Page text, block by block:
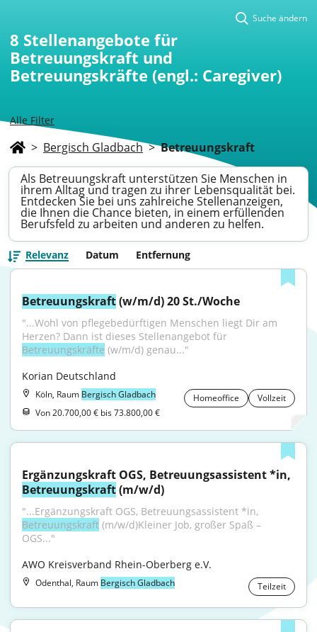
Alle Filter
Suche ändern
8 Stellenangebote für
Betreuungskraft und
Betreuungskräfte (engl.: Caregiver)
> Bergisch Gladbach > Betreuungskraft
Als Betreuungskraft unterstützen Sie Menschen in
ihrem Alltag und tragen zu ihrer Lebensqualität bei.
Entdecken Sie bei uns zahlreiche Stellenanzeigen,
die Ihnen die Chance bieten, in einem erfüllenden
Berufsfeld zu arbeiten und anderen zu helfen.
Relevanz Datum Entfernung
Betreuungskraft (w/m/d) 20 St./Woche
"...Wohl von pflegebedürftigen Menschen liegt Dir am
Betreuungskräfte (w/m/d) genau..."
Korian Deutschland
Köln, Raum Bergisch Gladbach Homeoffice
Vollzeit
Von 20.700,00 € bis 73.800,00 €
Betreuungskraft (m/w/d)
Betreuungskraft (m/w/d)Kleiner Job, großer Spaß –
OGS..."
AWO Kreisverband Rhein-Oberberg e.V.
Odenthal, Raum Bergisch Gladbach Teilzeit